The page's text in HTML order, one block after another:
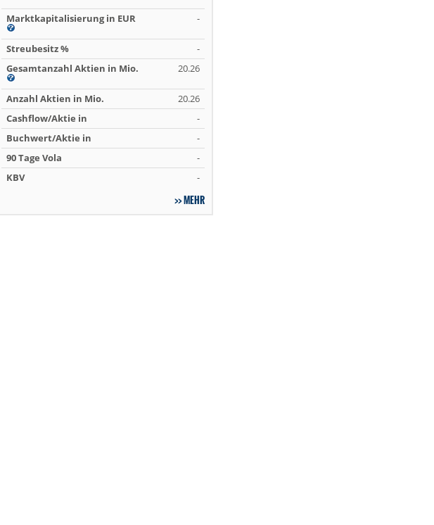
Marktkapitalisierung in EUR -
Streubesitz %
-
Gesamtanzahl Aktien in Mio.
20.26
Anzahl Aktien in Mio.
20.26
Cashflow/Aktie in
-
Buchwert/Aktie in
-
90 Tage Vola
-
KBV
-
MEHR